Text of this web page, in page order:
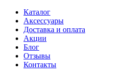
Каталог
Аксессуары
Доставка и оплата
Акции
Блог
Отзывы
Контакты